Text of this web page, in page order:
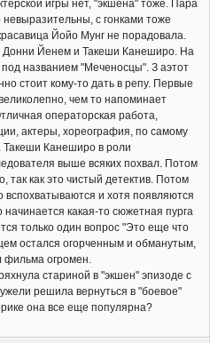
игры нет, "экшена" тоже. Пара
с гонками тоже
Йойо Мунг не порадовала.
Донни Йенем и Такеши Канеширо. На
названием "Меченосцы". З аэтот
стоит кому-то дать в репу. Первые
чем то напоминает
операторская работа,
актеры, хореография, по самому
Канеширо в роли
выше всяких похвал. Потом
так как это чистый детектив. Потом
вспохватываются и хотя появляются
какая-то сюжетная пурга
только один вопрос "Это еще что
остался огорченным и обманутым,
фильма огромен.
стариной в "экшен" эпизоде с
решила вернуться в "боевое"
она все еще популярна?